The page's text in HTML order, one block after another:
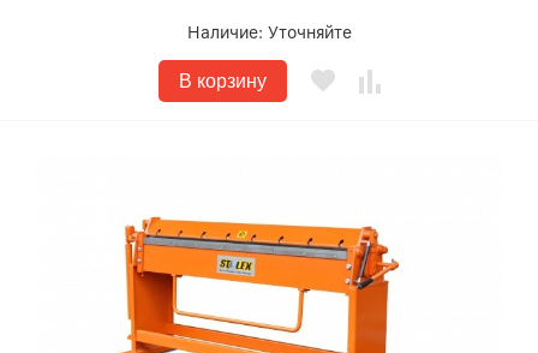
Наличие: Уточняйте
В корзину